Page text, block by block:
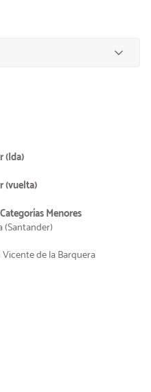
(Ida)
(vuelta)
Menores
(Santander)
de la Barquera